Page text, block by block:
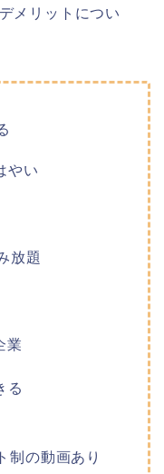
メリットについ
やい
放題
業
る
制の動画あり